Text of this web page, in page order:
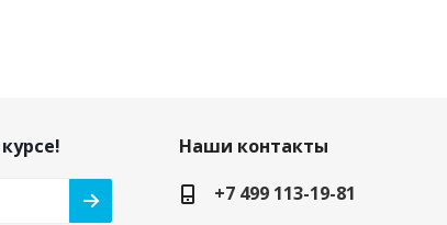
Наши контакты
+7 499 113-19-81